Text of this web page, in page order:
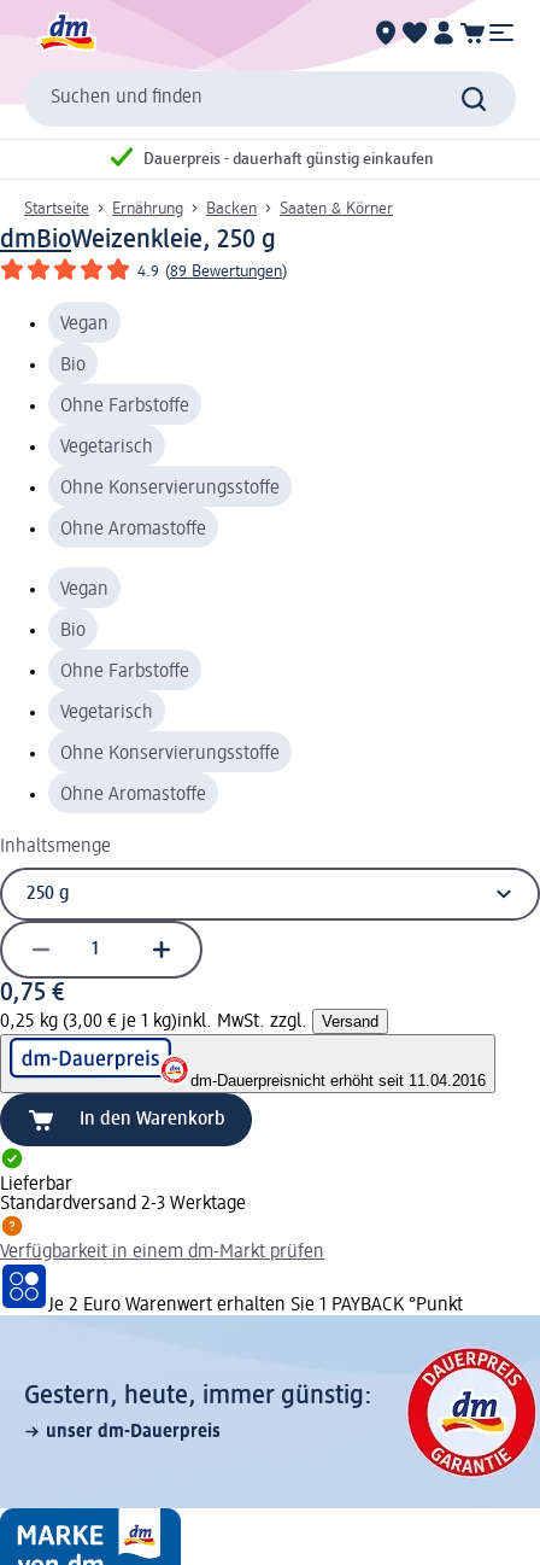
Suchen und finden
Dauerpreis - dauerhaft günstig einkaufen
Startseite Ernährung Backen Saaten & Körner
dmBioWeizenkleie, 250 g
4.9 (89 Bewertungen)
Vegan
Bio
Ohne Farbstoffe
Vegetarisch
Ohne Konservierungsstoffe
Ohne Aromastoffe
Vegan
Bio
Ohne Farbstoffe
Vegetarisch
Ohne Konservierungsstoffe
Ohne Aromastoffe
Inhaltsmenge
0,75 €
0,25 kg (3,00 € je 1 kg)inkl. MwSt. zzgl. Versand
dm-Dauerpreisnicht erhöht seit 11.04.2016
In den Warenkorb
Lieferbar
Standardversand 2-3 Werktage
Verfügbarkeit in einem dm-Markt prüfen
Je 2 Euro Warenwert erhalten Sie 1 PAYBACK °Punkt
Gestern, heute, immer günstig:
unser dm-Dauerpreis